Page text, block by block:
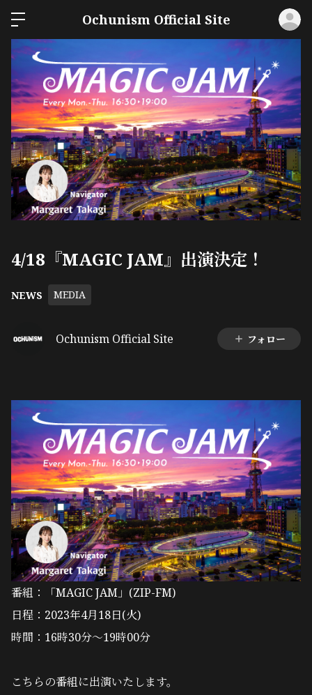
Ochunism Official Site
4/18『MAGIC JAM』出演決定！
NEWS MEDIA
Ochunism Official Site フォロー
番組：「MAGIC JAM」(ZIP-FM)
日程：2023年4月18日(火)
時間：16時30分～19時00分
こちらの番組に出演いたします。